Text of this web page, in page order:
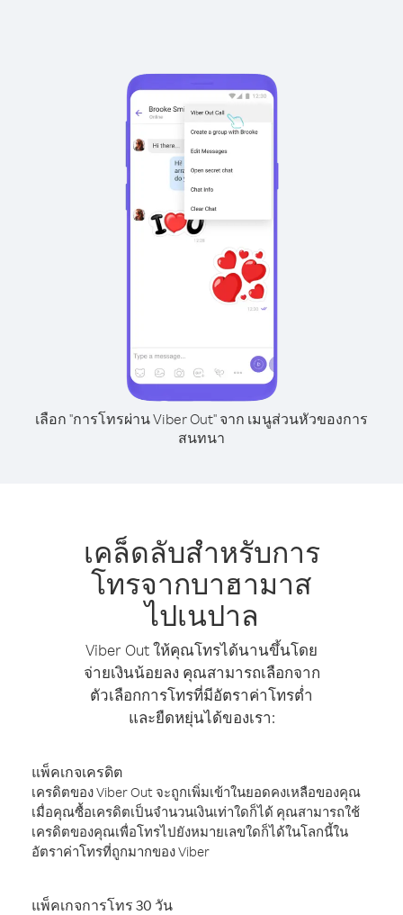
เลือก "การโทรผ่าน Viber Out" จาก เมนูส่วนหัวของการ
สนทนา
เคล็ดลับสำหรับการ
โทรจากบาฮามาส
ไปเนปาล
Viber Out ให้คุณโทรได้นานขึ้นโดย
จ่ายเงินน้อยลง คุณสามารถเลือกจาก
ตัวเลือกการโทรที่มีอัตราค่าโทรต่ำ
และยืดหยุ่นได้ของเรา:
แพ็คเกจเครดิต
เครดิตของ Viber Out จะถูกเพิ่มเข้าในยอดคงเหลือของคุณ
เมื่อคุณซื้อเครดิตเป็นจำนวนเงินเท่าใดก็ได้ คุณสามารถใช้
เครดิตของคุณเพื่อโทรไปยังหมายเลขใดก็ได้ในโลกนี้ใน
อัตราค่าโทรที่ถูกมากของ Viber
แพ็คเกจการโทร 30 วัน